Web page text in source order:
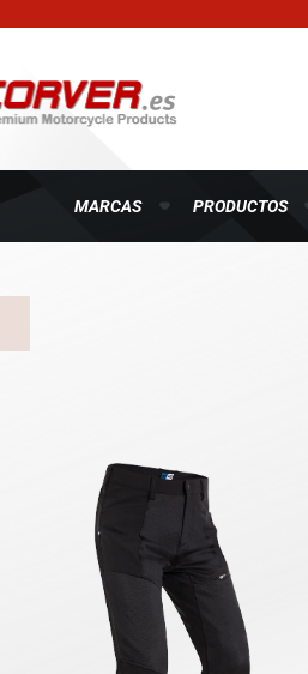
MARCAS PRODUCTOS